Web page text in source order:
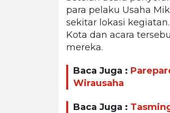
para pelaku Usaha
sekitar lokasi
Kota dan acara
mereka.
Baca Juga :
Wirausaha
Baca Juga :